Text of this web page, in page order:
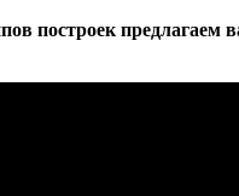
построек предлагаем